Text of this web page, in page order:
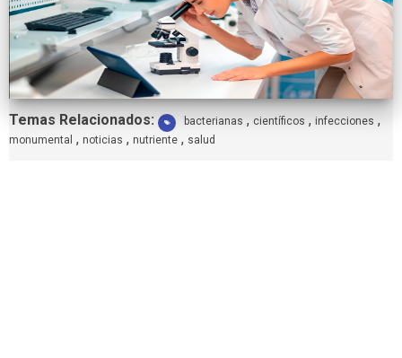
Temas Relacionados: Etiquetas:
bacterianas , científicos , infecciones ,
monumental , noticias , nutriente , salud